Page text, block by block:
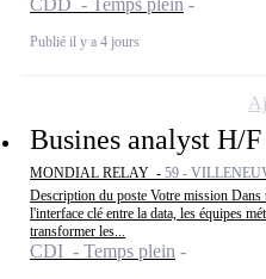
CDD - Temps plein
Publié il y a 4 jours
Busines analyst H/
MONDIAL RELAY - 59 -
Description du poste Votre mission
l'interface clé entre la data, les équipes
transformer les...
CDI - Temps plein